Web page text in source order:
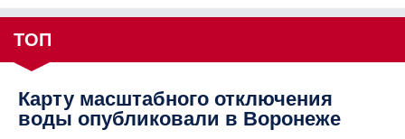
ТОП
Карту масштабного отключения
воды опубликовали в Воронеже